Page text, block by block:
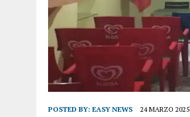
POSTED BY: EASY NEWS 24 MARZO 2025